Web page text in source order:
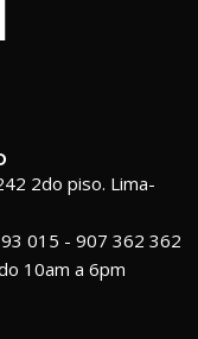
2do piso. Lima-
015 - 907 362 362
10am a 6pm